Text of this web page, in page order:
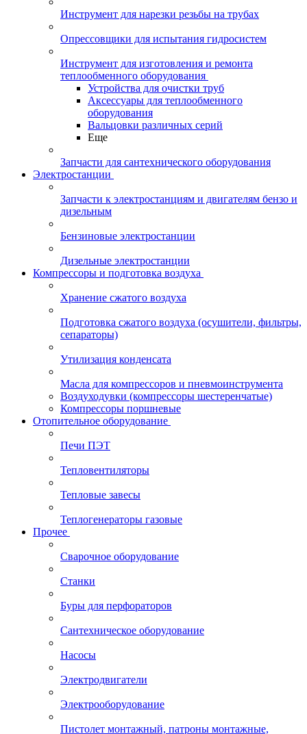
Инструмент для нарезки резьбы на трубах
Опрессовщики для испытания гидросистем
Инструмент для изготовления и ремонта
теплообменного оборудования
Устройства для очистки труб
Аксессуары для теплообменного
оборудования
Вальцовки различных серий
Еще
Запчасти для сантехнического оборудования
Электростанции
Запчасти к электростанциям и двигателям бензо и
дизельным
Бензиновые электростанции
Дизельные электростанции
Компрессоры и подготовка воздуха
Хранение сжатого воздуха
Подготовка сжатого воздуха (осушители, фильтры,
сепараторы)
Утилизация конденсата
Масла для компрессоров и пневмоинструмента
Воздуходувки (компрессоры шестеренчатые)
Компрессоры поршневые
Отопительное оборудование
Печи ПЭТ
Тепловентиляторы
Тепловые завесы
Теплогенераторы газовые
Прочее
Сварочное оборудование
Станки
Буры для перфораторов
Сантехническое оборудование
Насосы
Электродвигатели
Электрооборудование
Пистолет монтажный, патроны монтажные,